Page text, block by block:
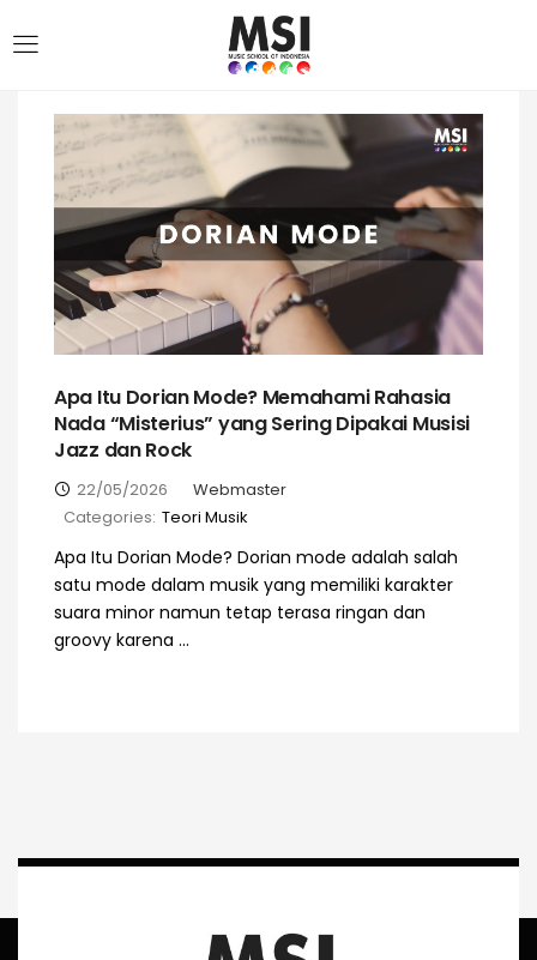
Apa Itu Dorian Mode? Memahami Rahasia
Nada “Misterius” yang Sering Dipakai Musisi
Jazz dan Rock
22/05/2026
Webmaster
Categories: Teori Musik
Apa Itu Dorian Mode? Dorian mode adalah salah
satu mode dalam musik yang memiliki karakter
suara minor namun tetap terasa ringan dan
groovy karena ...